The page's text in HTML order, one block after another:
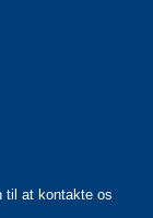
til at kontakte os